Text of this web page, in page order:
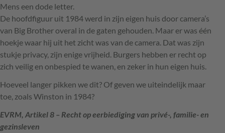
Mens een dode letter.
De hoofdfiguur uit 1984 werd in zijn eigen huis door camera’s
van Big Brother overal in de gaten gehouden. Maar er was één
hoekje waar hij uit het zicht was van de camera. Dat was zijn
stukje privacy, zijn enige vrijheid. Burgers hebben er recht op
zich veilig en onbespied te wanen, en zeker in hun eigen huis.
Hoeveel langer pikken we dit? Of geven we uiteindelijk maar
toe, zoals Winston in 1984?
EVRM, Artikel 8 – Recht op eerbiediging van privé-, familie- en
gezinsleven